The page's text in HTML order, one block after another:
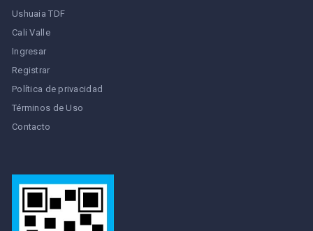
Ushuaia TDF
Cali Valle
Ingresar
Registrar
Política de privacidad
Términos de Uso
Contacto